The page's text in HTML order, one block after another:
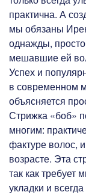
практична. А
мы обязаны
однажды,
мешавшие ей
Успех и
в современном
объясняется
Стрижка «боб»
многим:
фактуре волос,
возрасте. Эта
так как требует
укладки и